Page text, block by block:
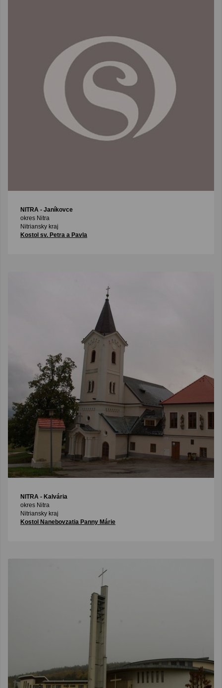
NITRA - Janíkovce
okres Nitra
Nitriansky kraj
Kostol sv. Petra a Pavla
NITRA - Kalvária
okres Nitra
Nitriansky kraj
Kostol Nanebovzatia Panny Márie